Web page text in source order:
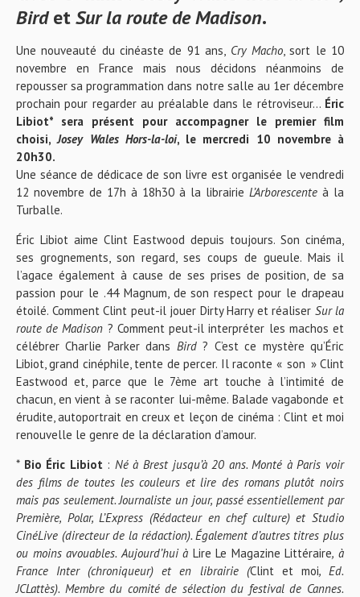
BirdetSur la route de Madison.
Une nouveauté du cinéaste de 91 ans, Cry Macho, sort le 10
novembre en France mais nous décidons néanmoins de
repousser sa programmation dans notre salle au 1er décembre
prochain pour regarder au préalable dans le rétroviseur… Éric
Libiot* sera présent pour accompagner le premier film
choisi,Josey Wales Hors-la-loi, le mercredi 10 novembre à
20h30.
Une séance de dédicace de son livre est organisée le vendredi
12 novembre de 17h à 18h30 à la librairie L’Arborescente à la
Turballe.
Éric Libiot aime Clint Eastwood depuis toujours. Son cinéma,
ses grognements, son regard, ses coups de gueule. Mais il
l’agace également à cause de ses prises de position, de sa
passion pour le .44 Magnum, de son respect pour le drapeau
étoilé. Comment Clint peut-il jouer Dirty Harry et réaliser Sur la
route de Madison ? Comment peut-il interpréter les machos et
célébrer Charlie Parker dans Bird? C’est ce mystère qu’Éric
Libiot, grand cinéphile, tente de percer. Il raconte « son » Clint
Eastwood et, parce que le 7ème art touche à l’intimité de
chacun, en vient à se raconter lui-même. Balade vagabonde et
érudite, autoportrait en creux et leçon de cinéma : Clint et moi
renouvelle le genre de la déclaration d’amour.
* Bio Éric Libiot: Né à Brest jusqu’à 20 ans. Monté à Paris voir
des films de toutes les couleurs et lire des romans plutôt noirs
mais pas seulement. Journaliste un jour, passé essentiellement par
Première, Polar, L’Express (Rédacteur en chef culture) et Studio
CinéLive (directeur de la rédaction). Également d’autres titres plus
ou moins avouables. Aujourd’hui à Lire Le Magazine Littéraire, à
France Inter (chroniqueur) et en librairie (Clint et moi, Ed.
JCLattès). Membre du comité de sélection du festival de Cannes.